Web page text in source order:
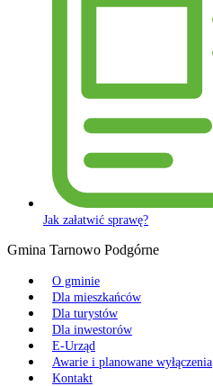
Jak załatwić sprawę?
Gmina Tarnowo Podgórne
O gminie
Dla mieszkańców
Dla turystów
Dla inwestorów
E-Urząd
Awarie i planowane wyłączenia
Kontakt